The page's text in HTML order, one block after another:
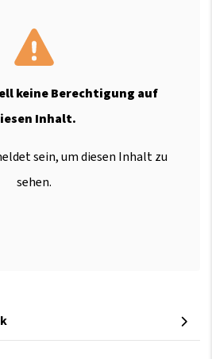
keine Berechtigung auf
Inhalt.
sein, um diesen Inhalt zu
sehen.